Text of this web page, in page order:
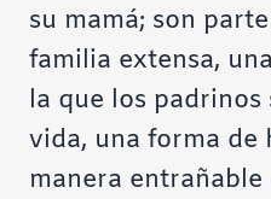
su mamá; son
familia extensa,
la que los
vida, una forma de
manera entrañable